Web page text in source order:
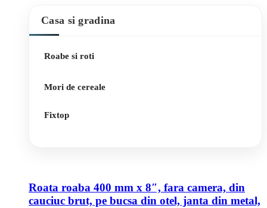
Casa si gradina
Roabe si roti
Mori de cereale
Fixtop
Roata roaba 400 mm x 8″, fara camera, din
cauciuc brut, pe bucsa din otel, janta din metal,